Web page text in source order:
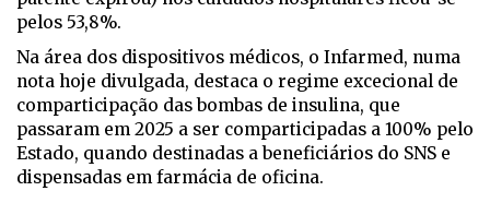
pelos 53,8%.
Na área dos dispositivos médicos, o Infarmed, numa
nota hoje divulgada, destaca o regime excecional de
comparticipação das bombas de insulina, que
passaram em 2025 a ser comparticipadas a 100% pelo
Estado, quando destinadas a beneficiários do SNS e
dispensadas em farmácia de oficina.